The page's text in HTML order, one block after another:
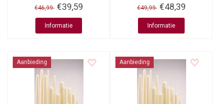
€46,99 €39,59
Informatie
€49,99 €48,39
Informatie
Aanbieding Aanbieding